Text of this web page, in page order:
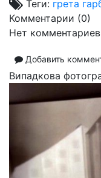
Теги: грета
Комментарии (0)
Нет
Добавить
Випадкова